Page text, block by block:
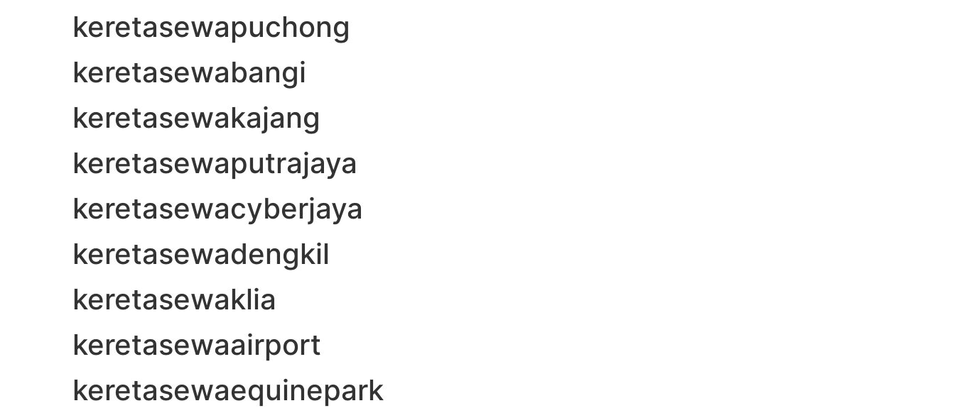
keretasewapuchong
keretasewabangi
keretasewakajang
keretasewaputrajaya
keretasewacyberjaya
keretasewadengkil
keretasewaklia
keretasewaairport
keretasewaequinepark